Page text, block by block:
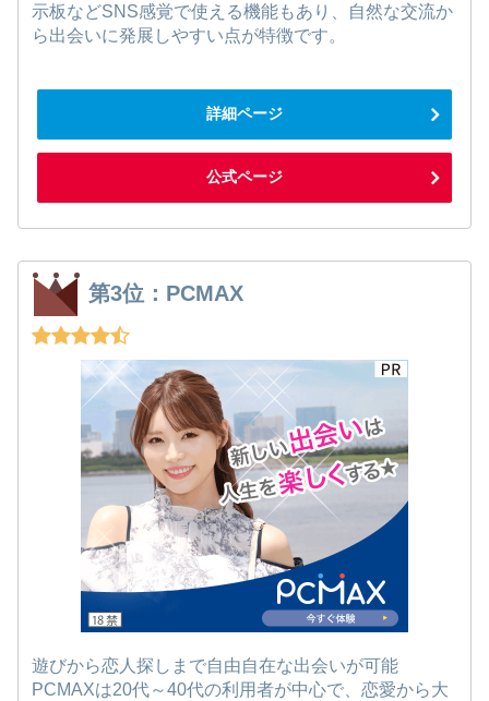
示板などSNS感覚で使える機能もあり、自然な交流か
ら出会いに発展しやすい点が特徴です。
詳細ページ
公式ページ
第3位：PCMAX
遊びから恋人探しまで自由自在な出会いが可能
PCMAXは20代～40代の利用者が中心で、恋愛から大